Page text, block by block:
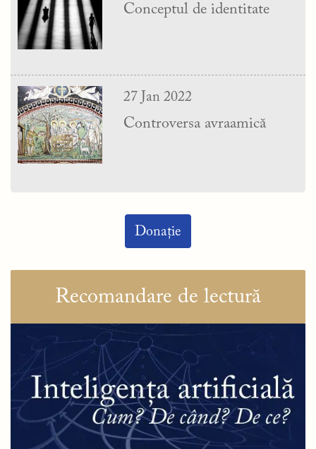
Conceptul de identitate
27 Jan 2022
Controversa avraamică
Donație
Recomandare de lectură